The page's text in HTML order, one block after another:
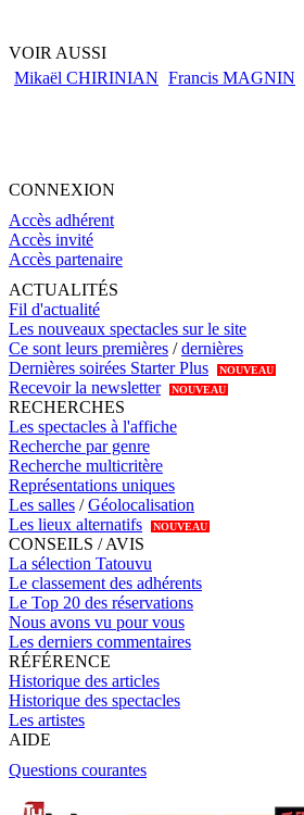
VOIR AUSSI
Mikaël CHIRINIAN Francis MAGNIN
CONNEXION
Accès adhérent
Accès invité
Accès partenaire
ACTUALITÉS
Fil d'actualité
Les nouveaux spectacles sur le site
Ce sont leurs premières /dernières
Dernières soirées Starter Plus
NOUVEAU
Recevoir la newsletter NOUVEAU
RECHERCHES
Les spectacles à l'affiche
Recherche par genre
Recherche multicritère
Représentations uniques
Les salles /Géolocalisation
Les lieux alternatifs
NOUVEAU
CONSEILS / AVIS
La sélection Tatouvu
Le classement des adhérents
Le Top 20 des réservations
Nous avons vu pour vous
Les derniers commentaires
RÉFÉRENCE
Historique des articles
Historique des spectacles
Les artistes
AIDE
Questions courantes